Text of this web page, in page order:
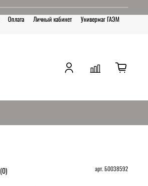
Оплата Личный кабинет Универмаг ГАЭМ
(0) арт.Б0038592